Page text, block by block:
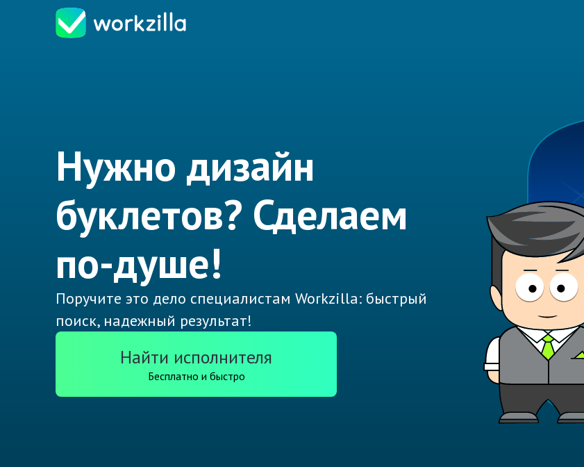
Нужно дизайн
буклетов? Сделаем
по-душе!
Поручите это дело специалистам Workzilla: быстрый
поиск, надежный результат!
Найти исполнителя
Бесплатно и быстро